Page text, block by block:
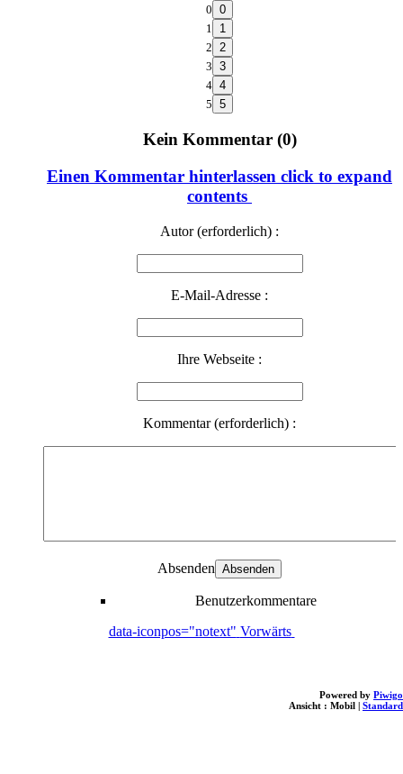
0
1
2
3
4
5
Kein Kommentar (0)
Einen Kommentar hinterlassen click to expand
contents
Autor (erforderlich) :
E-Mail-Adresse :
Ihre Webseite :
Kommentar (erforderlich) :
Absenden
Benutzerkommentare
data-iconpos="notext" Vorwärts
Powered by Piwigo
Ansicht : Mobil | Standard